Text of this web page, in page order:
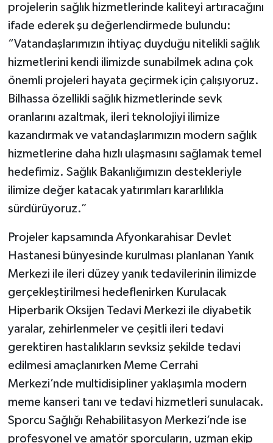
projelerin sağlık hizmetlerinde kaliteyi artıracağını
ifade ederek şu değerlendirmede bulundu:
“Vatandaşlarımızın ihtiyaç duyduğu nitelikli sağlık
hizmetlerini kendi ilimizde sunabilmek adına çok
önemli projeleri hayata geçirmek için çalışıyoruz.
Bilhassa özellikli sağlık hizmetlerinde sevk
oranlarını azaltmak, ileri teknolojiyi ilimize
kazandırmak ve vatandaşlarımızın modern sağlık
hizmetlerine daha hızlı ulaşmasını sağlamak temel
hedefimiz. Sağlık Bakanlığımızın destekleriyle
ilimize değer katacak yatırımları kararlılıkla
sürdürüyoruz.”
Projeler kapsamında Afyonkarahisar Devlet
Hastanesi bünyesinde kurulması planlanan Yanık
Merkezi ile ileri düzey yanık tedavilerinin ilimizde
gerçekleştirilmesi hedeflenirken Kurulacak
Hiperbarik Oksijen Tedavi Merkezi ile diyabetik
yaralar, zehirlenmeler ve çeşitli ileri tedavi
gerektiren hastalıkların sevksiz şekilde tedavi
edilmesi amaçlanırken Meme Cerrahi
Merkezi’nde multidisipliner yaklaşımla modern
meme kanseri tanı ve tedavi hizmetleri sunulacak.
Sporcu Sağlığı Rehabilitasyon Merkezi’nde ise
profesyonel ve amatör sporcuların, uzman ekip